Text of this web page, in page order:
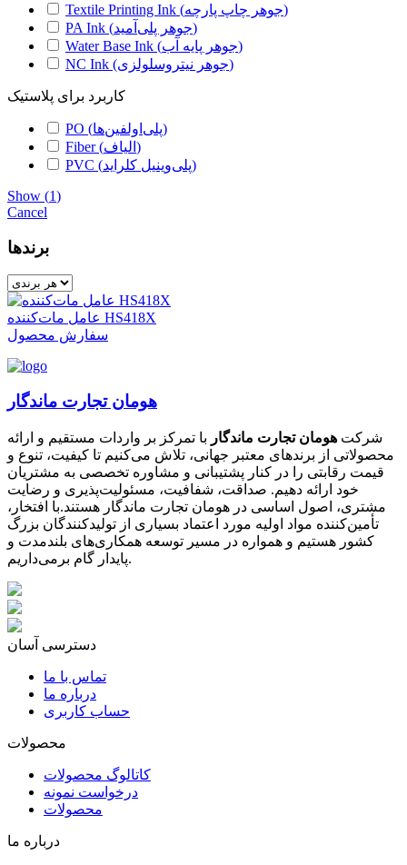
Textile Printing Ink (جوهر چاپ پارچه)
PA Ink (جوهر پلی‌آمید)
Water Base Ink (جوهر پایه آب)
NC Ink (جوهر نیتروسلولزی)
کاربرد برای پلاستیک
PO (پلی‌اولفین‌ها)
Fiber (الیاف)
PVC (پلی‌وینیل کلراید)
Show (1)
Cancel
برندها
عامل مات‌کننده HS418X
سفارش محصول
هومان تجارت ماندگار
شرکت هومان تجارت ماندگار با تمرکز بر واردات مستقیم و ارائه
محصولاتی از برندهای معتبر جهانی، تلاش می‌کنیم تا کیفیت، تنوع و
قیمت رقابتی را در کنار پشتیبانی و مشاوره تخصصی به مشتریان
خود ارائه دهیم. صداقت، شفافیت، مسئولیت‌پذیری و رضایت
مشتری، اصول اساسی در هومان تجارت ماندگار هستند.با افتخار،
تأمین‌کننده مواد اولیه مورد اعتماد بسیاری از تولیدکنندگان بزرگ
کشور هستیم و همواره در مسیر توسعه همکاری‌های بلندمدت و
پایدار گام برمی‌داریم.
دسترسی آسان
تماس با ما
درباره ما
حساب کاربری
محصولات
کاتالوگ محصولات
درخواست نمونه
محصولات
درباره ما